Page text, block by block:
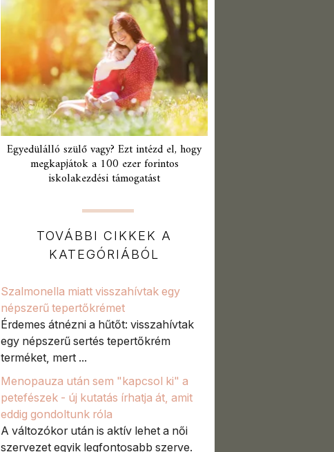
Egyedülálló szülő vagy? Ezt intézd el, hogy
megkapjátok a 100 ezer forintos
iskolakezdési támogatást
TOVÁBBI CIKKEK A
KATEGÓRIÁBÓL
Szalmonella miatt visszahívtak egy
népszerű tepertőkrémet
Érdemes átnézni a hűtőt: visszahívtak
egy népszerű sertés tepertőkrém
terméket, mert ...
Menopauza után sem "kapcsol ki" a
petefészek - új kutatás írhatja át, amit
eddig gondoltunk róla
A változókor után is aktív lehet a női
szervezet egyik legfontosabb szerve.